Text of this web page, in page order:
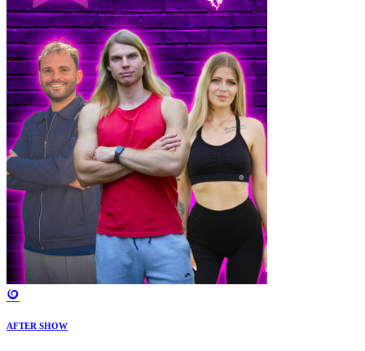
AFTER SHOW